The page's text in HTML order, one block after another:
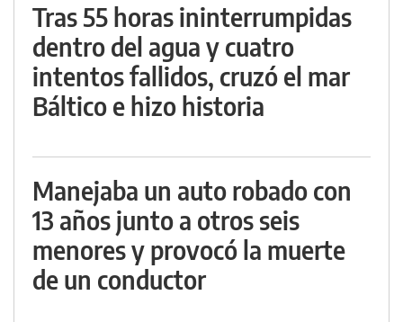
Tras 55 horas ininterrumpidas
dentro del agua y cuatro
intentos fallidos, cruzó el mar
Báltico e hizo historia
Manejaba un auto robado con
13 años junto a otros seis
menores y provocó la muerte
de un conductor